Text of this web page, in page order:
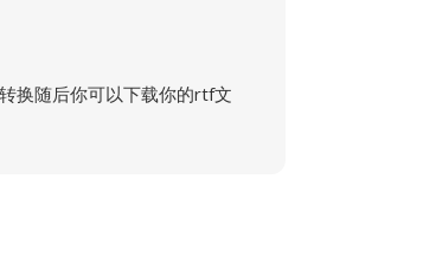
换随后你可以下载你的rtf文